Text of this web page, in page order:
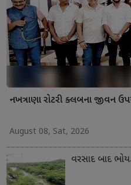
નખત્રાણા રોટરી ક્લબના જીવન
August 08, Sat, 2026
વરસાદ બાદ